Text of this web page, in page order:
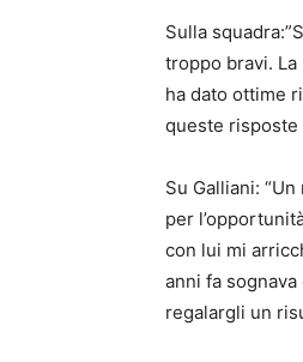
Sulla
troppo bravi.
ha dato ottime
queste risposte
Su Galliani:
per
con lui mi
anni fa
regalargli un